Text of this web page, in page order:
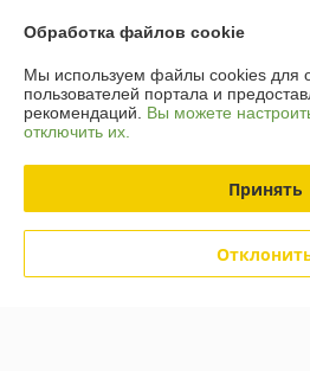
График работы
Полная версия сайта
Политика обработки cookies
Сайт создан на платформе
Обработка файлов cookie
Мы используем файлы cookies для
пользователей портала и
рекомендаций. Вы можете
отключить их.
Принять